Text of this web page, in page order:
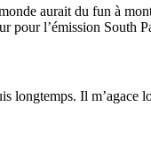
aurait du fun à
pour l’émission South
longtemps. Il